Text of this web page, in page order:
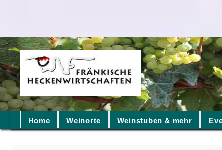
Home Weinorte Weinstuben & mehr